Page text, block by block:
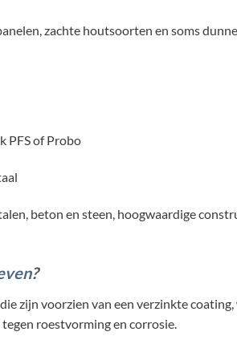
zachte houtsoorten en soms
PFS of Probo
beton en steen, hoogwaardige
?
zijn voorzien van een verzinkte
roestvorming en corrosie.